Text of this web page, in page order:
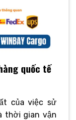
quốc tế
của việc sử
thời gian vận